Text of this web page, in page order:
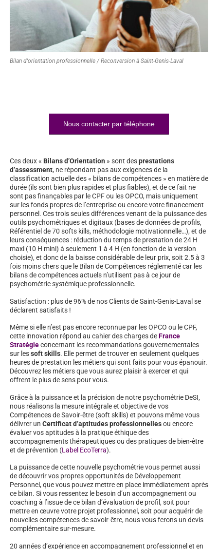
Bilan d'orientation professionnelle / Reconversion à Saint-Genis-Laval
Nous contacter par téléphone
Ces deux « Bilans d’Orientation » sont desprestations
d’assessment, ne répondant pas aux exigences de la
classification actuelle des « bilans de compétences » en matière de
durée (ils sont bien plus rapides et plus fiables), et de ce fait ne
sont pas finançables par le CPF ou les OPCO, mais uniquement
sur les fonds propres de l’entreprise ou encore votre financement
personnel. Ces trois seules différences venant de la puissance des
outils psychométriques et digitaux (bases de données de profils,
Référentiel de 70 softs kills, méthodologie motivationnelle…), et de
leurs conséquences : réduction du temps de prestation de 24 H
maxi (10 H mini) à seulement 1 à 4 H (en fonction de la version
choisie), et donc de la baisse considérable de leur prix, soit 2.5 à 3
fois moins chers que le Bilan de Compétences réglementé car les
bilans de compétences actuels n’utilisent pas à ce jour de
psychométrie systémique professionnelle.
Satisfaction : plus de 96% de nos Clients de Saint-Genis-Laval se
déclarent satisfaits !
Même si elle n’est pas encore reconnue par les OPCO ou le CPF,
cette innovation répond au cahier des charges deFrance
Stratégieconcernant les recommandations gouvernementales
sur lessoft skills. Elle permet de trouver en seulement quelques
heures de prestation les métiers qui sont faits pour vous épanouir.
Découvrez les métiers que vous aurez plaisir à exercer et qui
offrent le plus de sens pour vous.
Grâce à la puissance et la précision de notre psychométrie DeSI,
nous réalisons la mesure intégrale et objective de vos
Compétences de Savoir-être (soft skills) et pouvons même vous
délivrer un Certificat d’aptitudes professionnellesou encore
évaluer vos aptitudes à la pratique éthique des
accompagnements thérapeutiques ou des pratiques de bien-être
et de prévention (Label EcoTerra).
La puissance de cette nouvelle psychométrie vous permet aussi
de découvrir vos propres opportunités de Développement
Personnel, que vous pouvez mettre en place immédiatement après
ce bilan. Si vous ressentez le besoin d’un accompagnement ou
coaching à l’issue de ce bilan d’évaluation de profil, soit pour
mettre en œuvre votre projet professionnel, soit pour acquérir de
nouvelles compétences de savoir-être, nous vous ferons un devis
complémentaire sur-mesure.
20 années d’expérience en accompagnement professionnel et en